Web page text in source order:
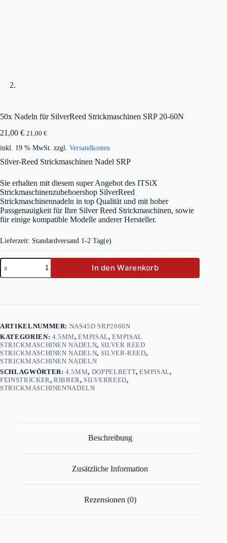
50x Nadeln für SilverReed Strickmaschinen SRP 20-60N
21,00 € 21,00 €
inkl. 19 % MwSt. zzgl. Versandkosten
Silver-Reed Strickmaschinen Nadel SRP
Sie erhalten mit diesem super Angebot des ITSiX
Strickmaschinenzubehoershop SilverReed
Strickmaschinennadeln in top Qualität und mit hoher
Passgenauigkeit für Ihre Silver Reed Strickmaschinen, sowie
für einige kompatible Modelle anderer Hersteller.
Lieferzeit: Standardversand 1-2 Tag(e)
50x
Nadeln
für
Menge
In den Warenkorb
ARTIKELNUMMER: NAS45D SRP2060N
KATEGORIEN: 4.5MM,EMPISAL,EMPISAL
STRICKMASCHINEN NADELN, SILVER REED
STRICKMASCHINEN NADELN, SILVER-REED,
STRICKMASCHINEN NADELN
SCHLAGWÖRTER:4.5MM, DOPPELBETT,EMPISAL,
FEINSTRICKER,RIBBER, SILVERREED,
STRICKMASCHINENNADELN
Beschreibung
Zusätzliche Information
Rezensionen (0)